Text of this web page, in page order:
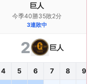
巨人
今季40勝35敗2分
3連敗中
2 巨人
4 5 6 7 8 9